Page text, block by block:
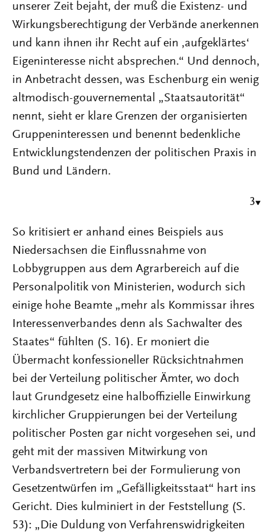
unserer Zeit bejaht, der muß die Existenz- und
Wirkungsberechtigung der Verbände anerkennen
und kann ihnen ihr Recht auf ein ‚aufgeklärtes‘
Eigeninteresse nicht absprechen.“ Und dennoch,
in Anbetracht dessen, was Eschenburg ein wenig
altmodisch-gouvernemental „Staatsautorität“
nennt, sieht er klare Grenzen der organisierten
Gruppeninteressen und benennt bedenkliche
Entwicklungstendenzen der politischen Praxis in
Bund und Ländern.
3
So kritisiert er anhand eines Beispiels aus
Niedersachsen die Einflussnahme von
Lobbygruppen aus dem Agrarbereich auf die
Personalpolitik von Ministerien, wodurch sich
einige hohe Beamte „mehr als Kommissar ihres
Interessenverbandes denn als Sachwalter des
Staates“ fühlten (S. 16). Er moniert die
Übermacht konfessioneller Rücksichtnahmen
bei der Verteilung politischer Ämter, wo doch
laut Grundgesetz eine halboffizielle Einwirkung
kirchlicher Gruppierungen bei der Verteilung
politischer Posten gar nicht vorgesehen sei, und
geht mit der massiven Mitwirkung von
Verbandsvertretern bei der Formulierung von
Gesetzentwürfen im „Gefälligkeitsstaat“ hart ins
Gericht. Dies kulminiert in der Feststellung (S.
53): „Die Duldung von Verfahrenswidrigkeiten